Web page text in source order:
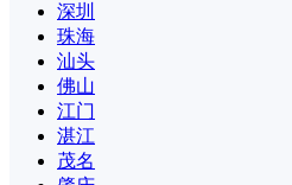
深圳
珠海
汕头
佛山
江门
湛江
茂名